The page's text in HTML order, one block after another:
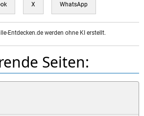
X WhatsApp
Entdecken.de werden ohne KI erstellt.
Seiten: